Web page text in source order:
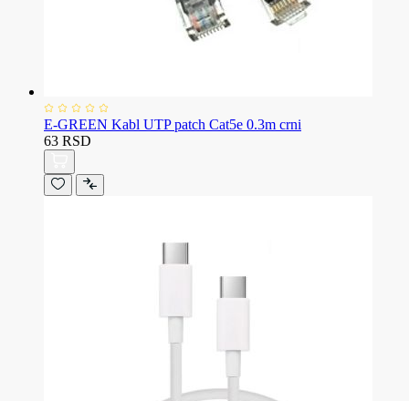
E-GREEN Kabl UTP patch Cat5e 0.3m crni
63 RSD